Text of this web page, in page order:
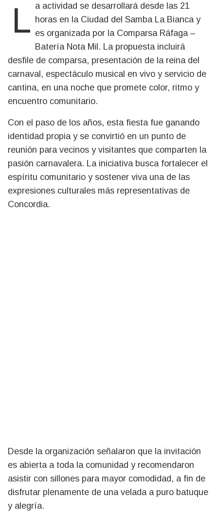
La actividad se desarrollará desde las 21 horas en la Ciudad del Samba La Bianca y
es organizada por la Comparsa Ráfaga –
Batería Nota Mil. La propuesta incluirá
desfile de comparsa, presentación de la reina del
carnaval, espectáculo musical en vivo y servicio de
cantina, en una noche que promete color, ritmo y
encuentro comunitario.
Con el paso de los años, esta fiesta fue ganando
identidad propia y se convirtió en un punto de
reunión para vecinos y visitantes que comparten la
pasión carnavalera. La iniciativa busca fortalecer el
espíritu comunitario y sostener viva una de las
expresiones culturales más representativas de
Concordia.
Desde la organización señalaron que la invitación
es abierta a toda la comunidad y recomendaron
asistir con sillones para mayor comodidad, a fin de
disfrutar plenamente de una velada a puro batuque
y alegría.